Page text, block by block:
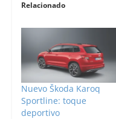
Relacionado
Nuevo Škoda Karoq
Sportline: toque
deportivo